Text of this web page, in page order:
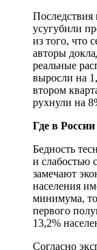
усугубили
из того, что
авторы
реальные
выросли на
втором
рухнули на
Где в
Бедность
и слабостью
замечают
населения
минимума,
первого
13,2%
Согласно